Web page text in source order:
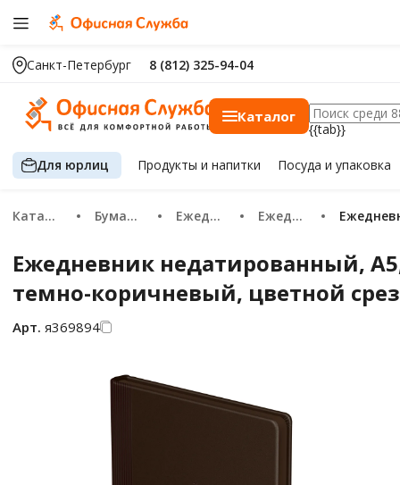
Санкт-Петербург 8 (812) 325-94-04
Каталог
{{tab}}
Для юрлиц Продуктыи напитки Посуда и упаковка
Каталог Бумажная продукция Ежедневники и планинги Ежедневники
Ежедневник недатированный,
темно-коричневый, цветной срез
Арт. я369894